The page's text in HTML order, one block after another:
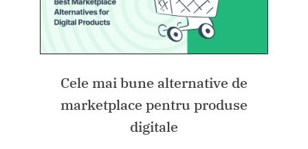
Cele mai bune alternative de
marketplace pentru produse
digitale